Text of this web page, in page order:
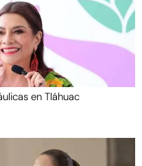
en Tláhuac